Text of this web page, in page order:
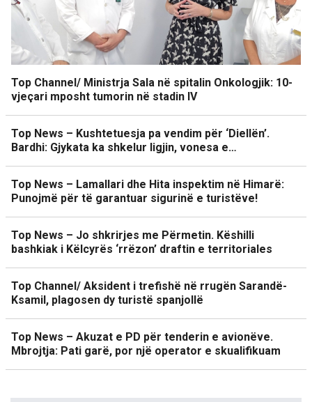
Top Channel/ Ministrja Sala në spitalin Onkologjik: 10-
vjeçari mposht tumorin në stadin IV
Top News – Kushtetuesja pa vendim për ‘Diellën’.
Bardhi: Gjykata ka shkelur ligjin, vonesa e…
Top News – Lamallari dhe Hita inspektim në Himarë:
Punojmë për të garantuar sigurinë e turistëve!
Top News – Jo shkrirjes me Përmetin. Këshilli
bashkiak i Këlcyrës ‘rrëzon’ draftin e territoriales
Top Channel/ Aksident i trefishë në rrugën Sarandë-
Ksamil, plagosen dy turistë spanjollë
Top News – Akuzat e PD për tenderin e avionëve.
Mbrojtja: Pati garë, por një operator e skualifikuam